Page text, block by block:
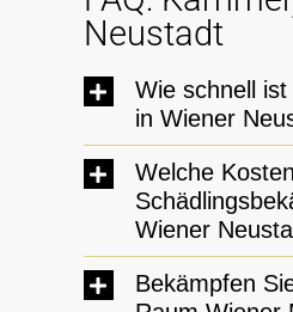
Neustadt
Wie schnell
in Wiener
Welche
Wiener
Bekämpfen